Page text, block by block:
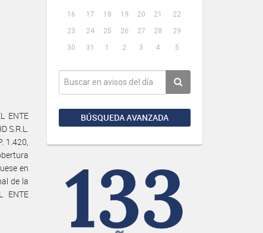
16
17 18 19 20 21
22
23
24 25 26 27 28
29
30
31 1 2 3 4 5
BÚSQUEDA AVANZADA
ENTE
S.R.L.
1.420,
en
de la
ENTE